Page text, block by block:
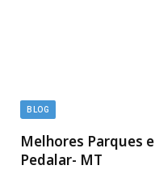
BLOG
Melhores Parques
Pedalar- MT